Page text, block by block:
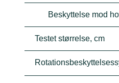
Beskyttelse mod
Testet størrelse, cm